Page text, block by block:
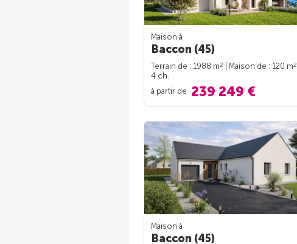
Maison à
Baccon (45)
Terrain de : 1988 m2 | Maison de : 120 m2
4 ch.
à partir de 239 249 €
Maison à
Baccon (45)